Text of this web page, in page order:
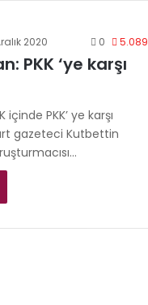
2020 0 5.089
PKK ‘ye karşı
içinde PKK’ ye karşı
gazeteci Kutbettin